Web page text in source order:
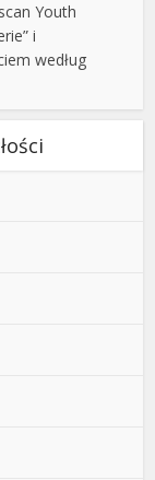
Youth
i
według